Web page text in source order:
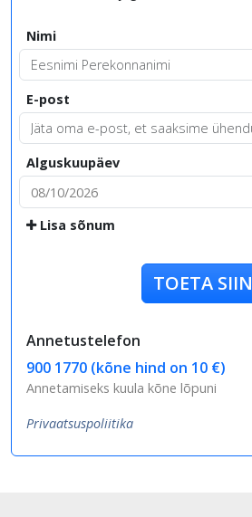
Nimi
E-post
Alguskuupäev
Lisa sõnum
TOETA SIIN
Annetustelefon
900 1770 (kõne hind on 10 €)
Annetamiseks kuula kõne lõpuni
Privaatsuspoliitika